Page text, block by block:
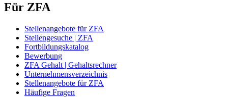
Für ZFA
Stellenangebote für ZFA
Stellengesuche | ZFA
Fortbildungskatalog
Bewerbung
ZFA Gehalt | Gehaltsrechner
Unternehmensverzeichnis
Stellenangebote für ZFA
Häufige Fragen